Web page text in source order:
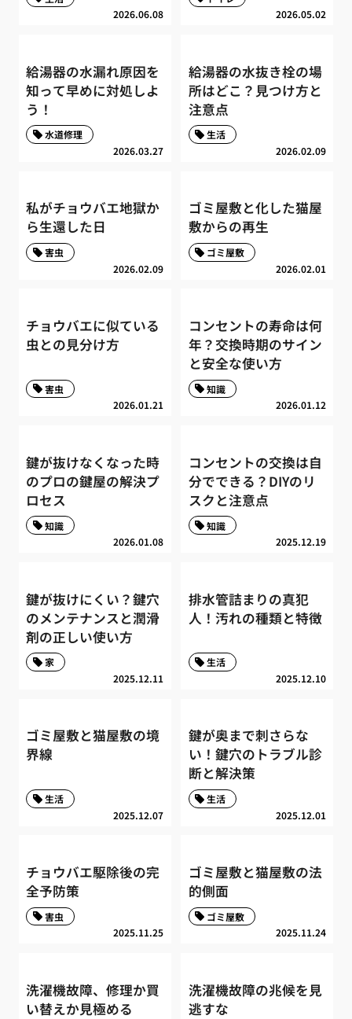
2026.06.08
2026.05.02
給湯器の水漏れ原因を
知って早めに対処しよ
う！
2026.03.27
水道修理
給湯器の水抜き栓の場
所はどこ？見つけ方と
注意点
2026.02.09
生活
私がチョウバエ地獄か
ら生還した日
2026.02.09
害虫
ゴミ屋敷と化した猫屋
敷からの再生
2026.02.01
ゴミ屋敷
チョウバエに似ている
虫との見分け方
2026.01.21
害虫
コンセントの寿命は何
年？交換時期のサイン
と安全な使い方
2026.01.12
知識
鍵が抜けなくなった時
のプロの鍵屋の解決プ
ロセス
2026.01.08
知識
コンセントの交換は自
分でできる？DIYのリ
スクと注意点
2025.12.19
知識
鍵が抜けにくい？鍵穴
のメンテナンスと潤滑
剤の正しい使い方
2025.12.11
家
排水管詰まりの真犯
人！汚れの種類と特徴
2025.12.10
生活
ゴミ屋敷と猫屋敷の境
界線
2025.12.07
生活
鍵が奥まで刺さらな
い！鍵穴のトラブル診
断と解決策
2025.12.01
生活
チョウバエ駆除後の完
全予防策
2025.11.25
害虫
ゴミ屋敷と猫屋敷の法
的側面
2025.11.24
ゴミ屋敷
洗濯機故障、修理か買
い替えか見極める
洗濯機故障の兆候を見
逃すな